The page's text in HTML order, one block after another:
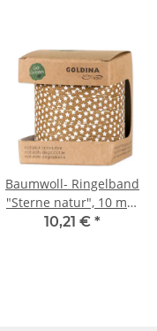
Baumwoll- Ringelband
"Sterne natur", 10 mm
x 100 m
10,21 € *